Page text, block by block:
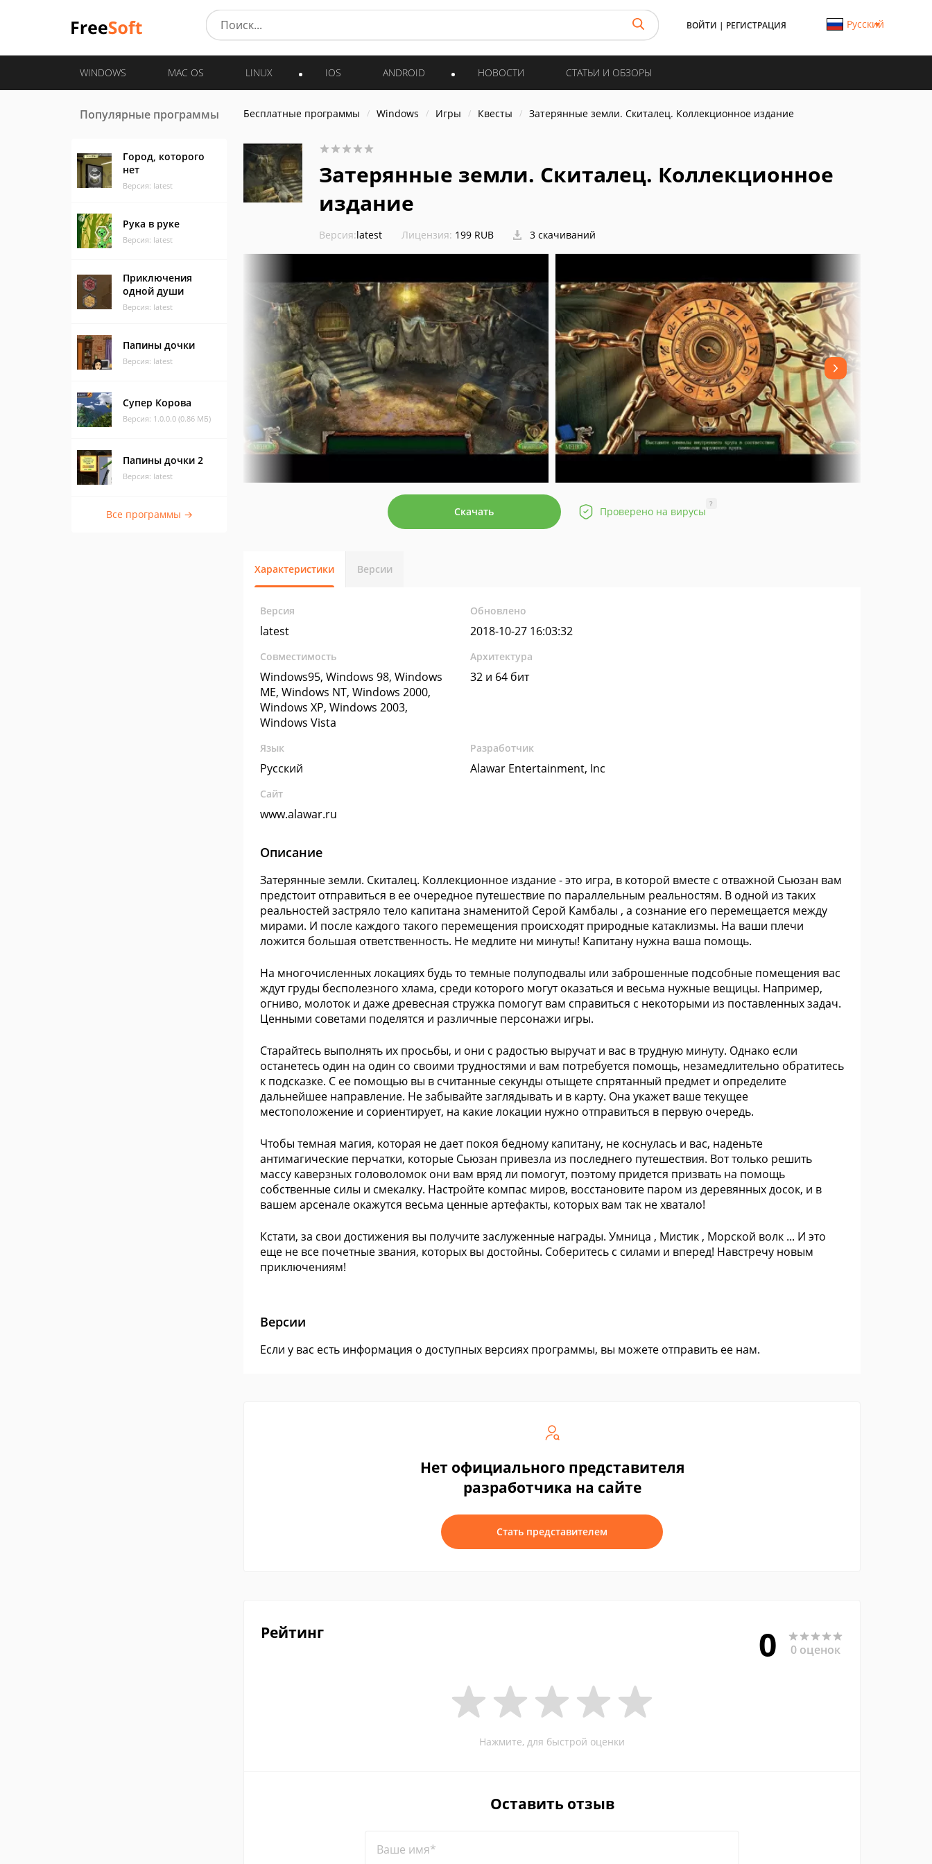
ВОЙТИ | РЕГИСТРАЦИЯ Русский
WINDOWS MAC OS LINUX IOS ANDROID НОВОСТИ СТАТЬИ И ОБЗОРЫ
Популярные программы
Город, которого
нет
Версия: latest
Рука в руке
Версия: latest
Приключения
одной души
Версия: latest
Папины дочки
Версия: latest
Супер Корова
Версия: 1.0.0.0 (0.86 МБ)
Папины дочки 2
Версия: latest
Все программы →
Бесплатные программы Windows Игры Квесты Затерянные земли. Скиталец. Коллекционное издание
Затерянные земли. Скиталец. Коллекционное
издание
Версия:latest Лицензия: 199 RUB 3 скачиваний
Скачать Проверено на вирусы
?
Характеристики Версии
Версия
latest
Обновлено
2018-10-27 16:03:32
Совместимость
Windows95, Windows 98, Windows
ME, Windows NT, Windows 2000,
Windows XP, Windows 2003,
Windows Vista
Архитектура
32 и 64 бит
Язык
Русский
Разработчик
Alawar Entertainment, Inc
Сайт
www.alawar.ru
Описание
Затерянные земли. Скиталец. Коллекционное издание - это игра, в которой вместе с отважной Сьюзан вам
предстоит отправиться в ее очередное путешествие по параллельным реальностям. В одной из таких
реальностей застряло тело капитана знаменитой Серой Камбалы , а сознание его перемещается между
мирами. И после каждого такого перемещения происходят природные катаклизмы. На ваши плечи
ложится большая ответственность. Не медлите ни минуты! Капитану нужна ваша помощь.
На многочисленных локациях будь то темные полуподвалы или заброшенные подсобные помещения вас
ждут груды бесполезного хлама, среди которого могут оказаться и весьма нужные вещицы. Например,
огниво, молоток и даже древесная стружка помогут вам справиться с некоторыми из поставленных задач.
Ценными советами поделятся и различные персонажи игры.
Старайтесь выполнять их просьбы, и они с радостью выручат и вас в трудную минуту. Однако если
останетесь один на один со своими трудностями и вам потребуется помощь, незамедлительно обратитесь
к подсказке. С ее помощью вы в считанные секунды отыщете спрятанный предмет и определите
дальнейшее направление. Не забывайте заглядывать и в карту. Она укажет ваше текущее
местоположение и сориентирует, на какие локации нужно отправиться в первую очередь.
Чтобы темная магия, которая не дает покоя бедному капитану, не коснулась и вас, наденьте
антимагические перчатки, которые Сьюзан привезла из последнего путешествия. Вот только решить
массу каверзных головоломок они вам вряд ли помогут, поэтому придется призвать на помощь
собственные силы и смекалку. Настройте компас миров, восстановите паром из деревянных досок, и в
вашем арсенале окажутся весьма ценные артефакты, которых вам так не хватало!
Кстати, за свои достижения вы получите заслуженные награды. Умница , Мистик , Морской волк ... И это
еще не все почетные звания, которых вы достойны. Соберитесь с силами и вперед! Навстречу новым
приключениям!
Версии
Если у вас есть информация о доступных версиях программы, вы можете отправить ее нам.
Нет официального представителя
разработчика на сайте
Стать представителем
Рейтинг 0 0 оценок
Нажмите, для быстрой оценки
Оставить отзыв
Ваше имя*